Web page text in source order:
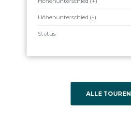
Höhenunterschied (-)
Status
ALLE TOUREN